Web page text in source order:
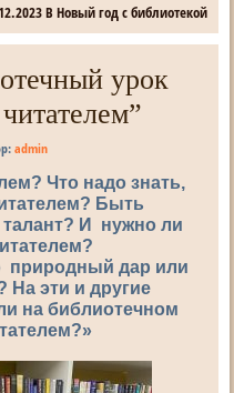
В Новый год с библиотекой
урок
admin
Что надо знать,
Быть
талант? И нужно ли
природный дар или
На эти и другие
на библиотечном